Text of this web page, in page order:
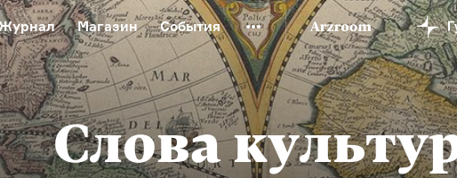
Магазин События
Еврейский музей Новая Третьяковка Онлайн-университет
русской культуры
Русский язык от «гой еси» до «лол кек»
Русское искусство XX века
Русская литература XX века
Слова